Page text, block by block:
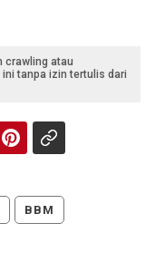
crawling atau
tanpa izin tertulis dari
BBM